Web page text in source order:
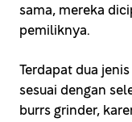
sama, mereka
pemiliknya.
Terdapat dua
sesuai dengan
burrs grinder,